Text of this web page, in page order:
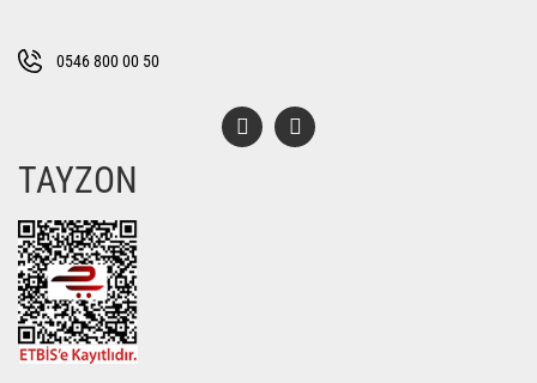
Bu ürüne benzer farklı alternatifler olmalı.
0546 800 00 50
TAYZON